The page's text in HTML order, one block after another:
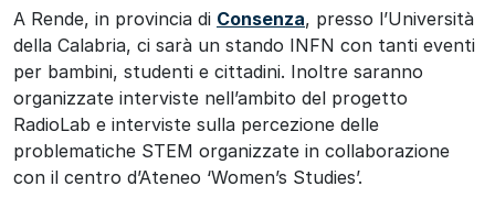
A Rende, in provincia di Consenza, presso l’Università
della Calabria, ci sarà un stando INFN con tanti eventi
per bambini, studenti e cittadini. Inoltre saranno
organizzate interviste nell’ambito del progetto
RadioLab e interviste sulla percezione delle
problematiche STEM organizzate in collaborazione
con il centro d’Ateneo ‘Women’s Studies’.